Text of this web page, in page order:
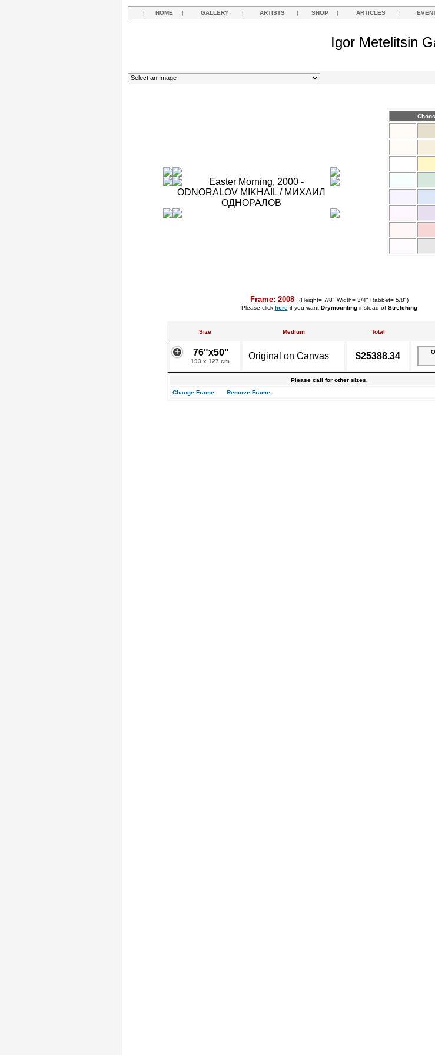
| HOME | GALLERY | ARTISTS | SHOP | ARTICLES |
Igor Metelitsin
Frame: 2008
(Height= 7/8" Width= 3/4" Rabbet= 5/8")
Please click hereif you want Drymountinginstead of Stretching
Size Medium Total
76"x50"
193 x 127 cm.
Original on Canvas $25388.34
Please call for other sizes.
Change Frame
Remove Frame